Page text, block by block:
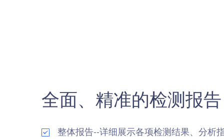
全面、精准的检测报告
整体报告--详细展示各项检测结果、分析